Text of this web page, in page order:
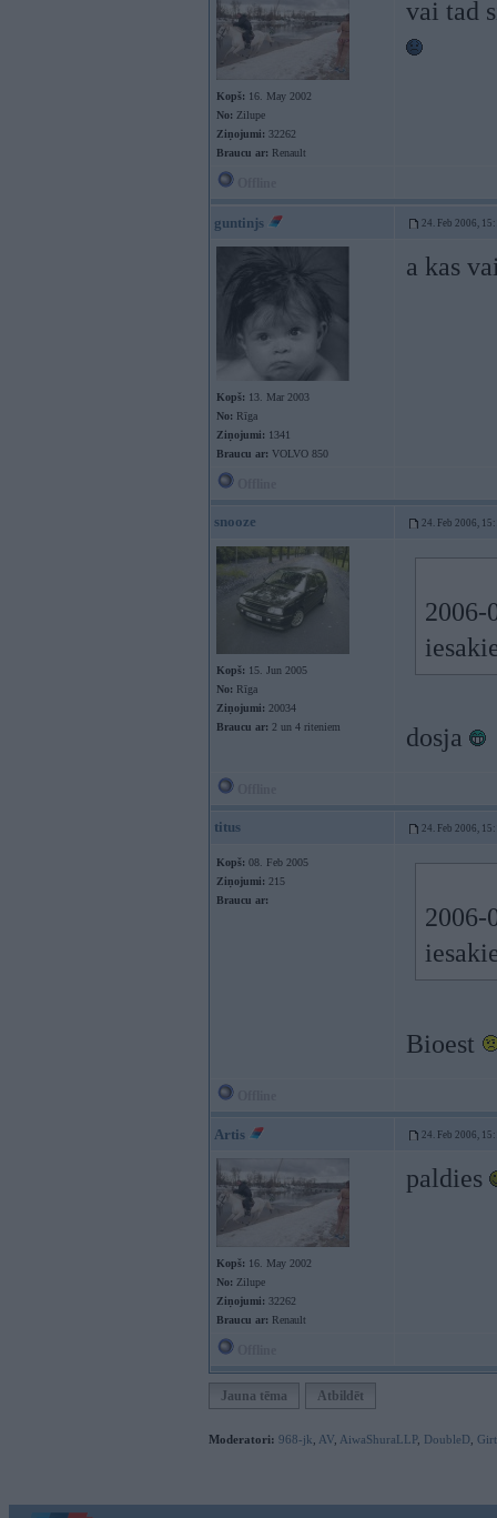
Kopš: 16. May 2002
No: Zilupe
Ziņojumi: 32262
Braucu ar: Renault
vai tad
guntinjs 24. Feb 2006,
Kopš: 13. Mar 2003
No: Rīga
Ziņojumi: 1341
Braucu ar: VOLVO 850
a kas
snooze 24. Feb 2006,
Kopš: 15. Jun 2005
No: Rīga
Ziņojumi: 20034
Braucu ar: 2 un 4 riteniem
2006-
dosja
titus 24. Feb 2006,
Kopš: 08. Feb 2005
Ziņojumi: 215
Braucu ar:
2006-
Bioest
Artis 24. Feb 2006,
Kopš: 16. May 2002
No: Zilupe
Ziņojumi: 32262
Braucu ar: Renault
paldies
Jauna tēma Atbildēt
Moderatori: 968-jk AV AiwaShuraLLP, DoubleD